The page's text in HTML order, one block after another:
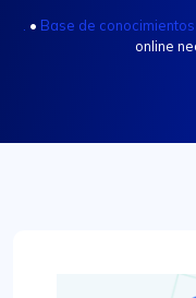
• Base de conocimientos
online